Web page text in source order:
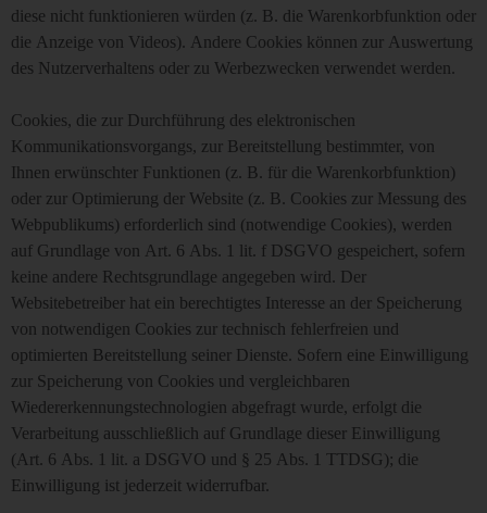
diese nicht funktionieren würden (z. B. die Warenkorbfunktion oder
die Anzeige von Videos). Andere Cookies können zur Auswertung
des Nutzerverhaltens oder zu Werbezwecken verwendet werden.
Cookies, die zur Durchführung des elektronischen
Kommunikationsvorgangs, zur Bereitstellung bestimmter, von
Ihnen erwünschter Funktionen (z. B. für die Warenkorbfunktion)
oder zur Optimierung der Website (z. B. Cookies zur Messung des
Webpublikums) erforderlich sind (notwendige Cookies), werden
auf Grundlage von Art. 6 Abs. 1 lit. f DSGVO gespeichert, sofern
keine andere Rechtsgrundlage angegeben wird. Der
Websitebetreiber hat ein berechtigtes Interesse an der Speicherung
von notwendigen Cookies zur technisch fehlerfreien und
optimierten Bereitstellung seiner Dienste. Sofern eine Einwilligung
zur Speicherung von Cookies und vergleichbaren
Wiedererkennungstechnologien abgefragt wurde, erfolgt die
Verarbeitung ausschließlich auf Grundlage dieser Einwilligung
(Art. 6 Abs. 1 lit. a DSGVO und § 25 Abs. 1 TTDSG); die
Einwilligung ist jederzeit widerrufbar.